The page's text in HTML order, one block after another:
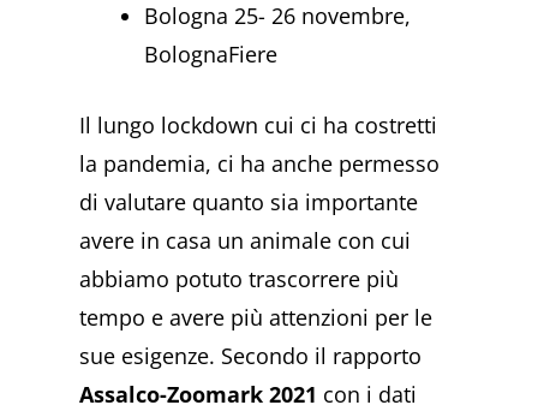
Bologna 25- 26 novembre,
BolognaFiere
Il lungo lockdown cui ci ha costretti
la pandemia, ci ha anche permesso
di valutare quanto sia importante
avere in casa un animale con cui
abbiamo potuto trascorrere più
tempo e avere più attenzioni per le
sue esigenze. Secondo il rapporto
Assalco-Zoomark 2021 con i dati